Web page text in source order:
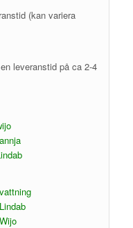
(kan variera
leveranstid på ca 2-4